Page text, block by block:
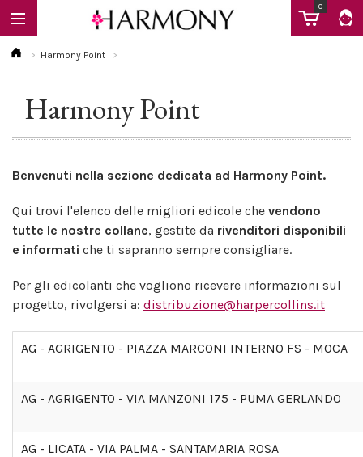
0
EBOOK
Harmony Point
Harmony Point
Benvenuti nella sezione dedicata ad Harmony Point.
Qui trovi l'elenco delle migliori edicole che vendono
tutte le nostre collane, gestite da rivenditori disponibili
e informati che ti sapranno sempre consigliare.
Per gli edicolanti che vogliono ricevere informazioni sul
progetto, rivolgersi a: distribuzione@harpercollins.it
AG - AGRIGENTO - PIAZZA MARCONI INTERNO FS - MOCA
AG - AGRIGENTO - VIA MANZONI 175 - PUMA GERLANDO
AG - LICATA - VIA PALMA - SANTAMARIA ROSA